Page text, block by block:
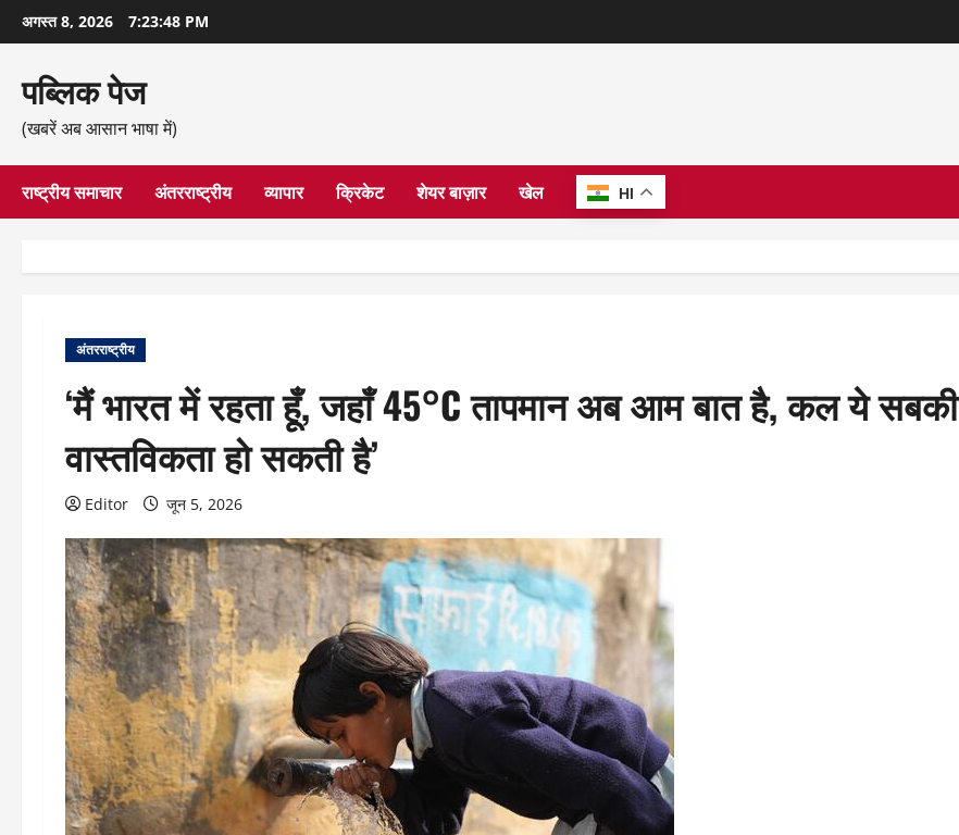
छोड़कर
सामग्री
अगस्त 8, 2026 7:23:49 PM
पब्लिक पेज
(खबरें अब आसान भाषा में)
राष्ट्रीय समाचार अंतरराष्ट्रीय व्यापार क्रिकेट शेयर बाज़ार खेल HI
अंतरराष्ट्रीय
‘मैं भारत में रहता हूँ, जहाँ 45°C तापमान अब आम बात है, कल ये सबकी
वास्तविकता हो सकती है’
Editor जून 5, 2026